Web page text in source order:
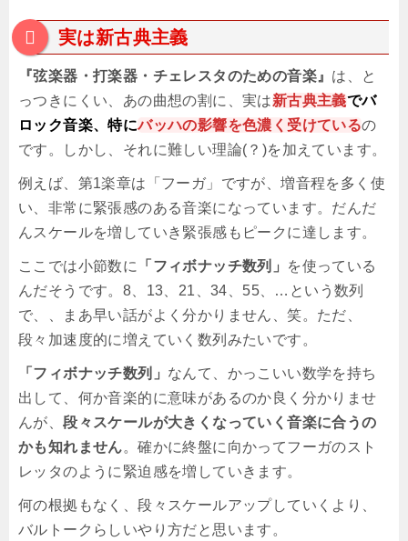
実は新古典主義
『弦楽器・打楽器・チェレスタのための音楽』 は、と
っつきにくい、あの曲想の割に、実は新古典主義でバ
ロック音楽、特にバッハの影響を色濃く受けているの
です。しかし、それに難しい理論(？)を加えています。
例えば、第1楽章は「フーガ」ですが、増音程を多く使
い、非常に緊張感のある音楽になっています。だんだ
んスケールを増していき緊張感もピークに達します。
ここでは小節数に 「フィボナッチ数列」
を使っている
んだそうです。8、13、21、34、55、…という数列
で、、まあ早い話がよく分かりません、笑。ただ、
段々加速度的に増えていく数列みたいです。
「フィボナッチ数列」 なんて、かっこいい数学を持ち
出して、何か音楽的に意味があるのか良く分かりませ
んが、段々スケールが大きくなっていく音楽に合うの
かも知れません。確かに終盤に向かってフーガのスト
レッタのように緊迫感を増していきます。
何の根拠もなく、段々スケールアップしていくより、
バルトークらしいやり方だと思います。